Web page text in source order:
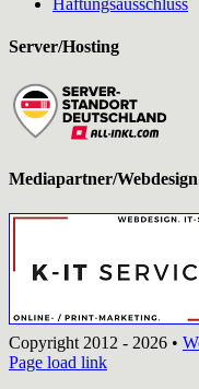
Server/Hosting
Mediapartner/Webdesign
Copyright 2012 - 2026 •
Page load link